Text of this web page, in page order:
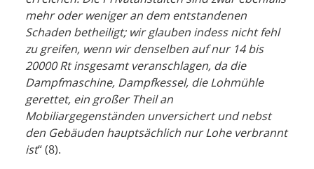
mehr oder weniger an dem entstandenen
Schaden betheiligt; wir glauben indess nicht fehl
zu greifen, wenn wir denselben auf nur 14 bis
20000 Rt insgesamt veranschlagen, da die
Dampfmaschine, Dampfkessel, die Lohmühle
gerettet, ein großer Theil an
Mobiliargegenständen unversichert und nebst
den Gebäuden hauptsächlich nur Lohe verbrannt
ist“ (8).